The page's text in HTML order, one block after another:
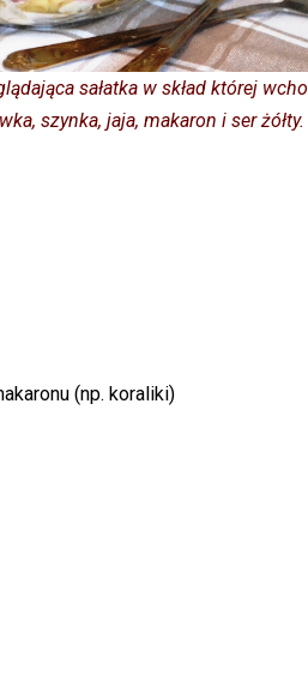
sałatka w skład której
szynka, jaja, makaron i ser żółty.
(np. koraliki)